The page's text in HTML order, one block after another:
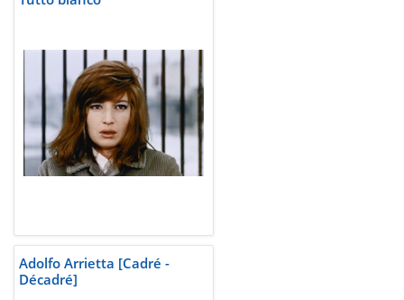
Adolfo Arrietta [Cadré -
Décadré]